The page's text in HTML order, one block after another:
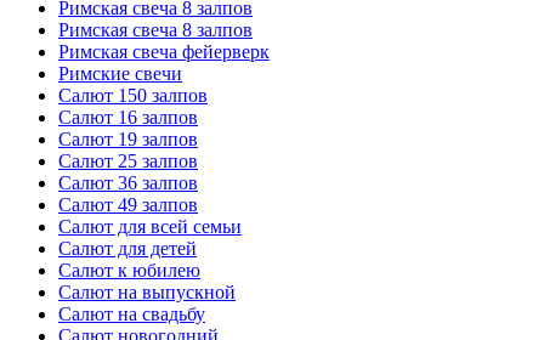
Римская свеча 8 залпов
Римская свеча 8 залпов
Римская свеча фейерверк
Римские свечи
Салют 150 залпов
Салют 16 залпов
Салют 19 залпов
Салют 25 залпов
Салют 36 залпов
Салют 49 залпов
Салют для всей семьи
Салют для детей
Салют к юбилею
Салют на выпускной
Салют на свадьбу
Салют новогодний